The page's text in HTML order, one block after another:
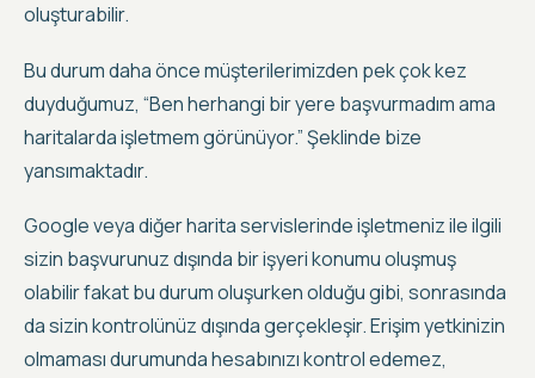
oluşturabilir.
Bu durum daha önce müşterilerimizden pek çok kez
duyduğumuz, “Ben herhangi bir yere başvurmadım ama
haritalarda işletmem görünüyor.” Şeklinde bize
yansımaktadır.
Google veya diğer harita servislerinde işletmeniz ile ilgili
sizin başvurunuz dışında bir işyeri konumu oluşmuş
olabilir fakat bu durum oluşurken olduğu gibi, sonrasında
dasizin kontrolünüz dışında gerçekleşir.Erişim yetkinizin
olmaması durumunda hesabınızı kontrol edemez,